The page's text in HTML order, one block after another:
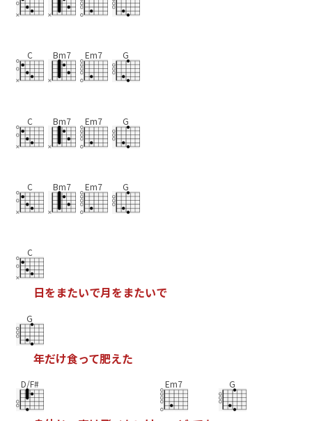
C Bm7 Em7 G
C Bm7 Em7 G
C Bm7 Em7 G
C
日をまたいで月をまたいで
G
年だけ食って肥えた
D/F# Em7 G